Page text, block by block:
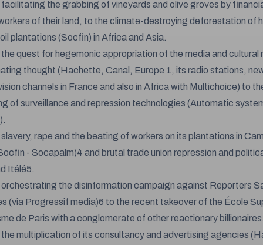
the grabbing of vineyards and olive groves by
of their land, to the climate-destroying deforestation of
plantations (Socfin) in Africa and Asia.
quest for hegemonic appropriation of the media and cultural
thought (Hachette, Canal, Europe 1, its radio stations,
channels in France and also in Africa with Multichoice) to
of surveillance and repression technologies (Automatic
rape and the beating of workers on its plantations in
- Socapalm)4 and brutal trade union repression and
Itélé5.
the disinformation campaign against Reporters
(via Progressif media)6 to the recent takeover of the École
de Paris with a conglomerate of other reactionary
multiplication of its consultancy and advertising agencies